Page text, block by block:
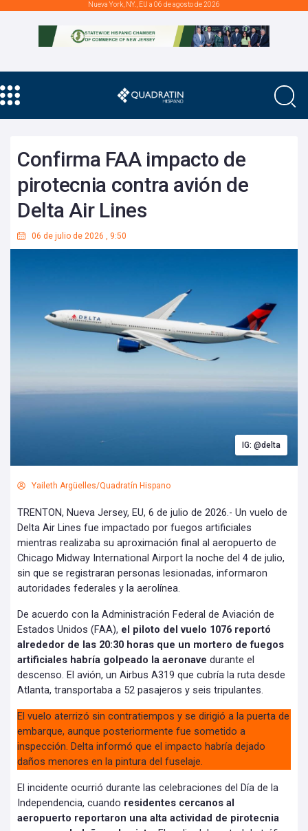
Nueva York, NY., EU a 06 de agosto de 2026
Confirma FAA impacto de
pirotecnia contra avión de
Delta Air Lines
06 de julio de 2026 , 9:50
IG: @delta
Yaileth Argüelles/Quadratín Hispano
TRENTON, Nueva Jersey, EU, 6 de julio de 2026.- Un vuelo de
Delta Air Lines fue impactado por fuegos artificiales
mientras realizaba su aproximación final al aeropuerto de
Chicago Midway International Airport la noche del 4 de julio,
sin que se registraran personas lesionadas, informaron
autoridades federales y la aerolínea.
De acuerdo con la Administración Federal de Aviación de
Estados Unidos (FAA), el piloto del vuelo 1076 reportó
alrededor de las 20:30 horas que un mortero de fuegos
artificiales habría golpeado la aeronave durante el
descenso. El avión, un Airbus A319 que cubría la ruta desde
Atlanta, transportaba a 52 pasajeros y seis tripulantes.
El vuelo aterrizó sin contratiempos y se dirigió a la puerta de
embarque, aunque posteriormente fue sometido a
inspección. Delta informó que el impacto habría dejado
daños menores en la pintura del fuselaje.
El incidente ocurrió durante las celebraciones del Día de la
Independencia, cuando residentes cercanos al
aeropuerto reportaron una alta actividad de pirotecnia